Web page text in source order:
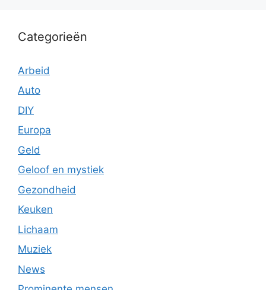
Categorieën
Arbeid
Auto
DIY
Europa
Geld
Geloof en mystiek
Gezondheid
Keuken
Lichaam
Muziek
News